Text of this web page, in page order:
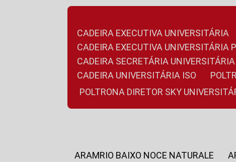
CADEIRA EXECUTIVA UNIVERSITÁRIA
CADEIRA EXECUTIVA
CADEIRA SECRETÁRIA
CADEIRA UNIVERSITÁRIA ISO
POLTRONA DIRETOR SKY
ARAMRIO BAIXO NOCE NATURALE